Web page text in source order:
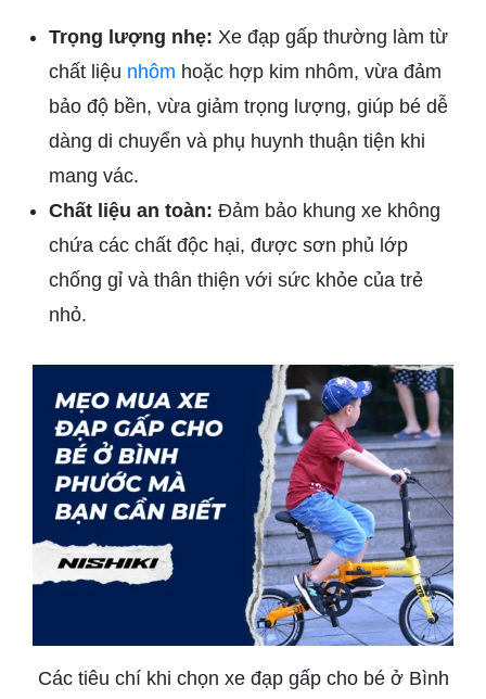
Trọng lượng nhẹ: Xe đạp gấp thường làm từ
chất liệu nhôm hoặc hợp kim nhôm, vừa đảm
bảo độ bền, vừa giảm trọng lượng, giúp bé dễ
dàng di chuyển và phụ huynh thuận tiện khi
mang vác.
Chất liệu an toàn: Đảm bảo khung xe không
chứa các chất độc hại, được sơn phủ lớp
chống gỉ và thân thiện với sức khỏe của trẻ
nhỏ.
Các tiêu chí khi chọn xe đạp gấp cho bé ở Bình